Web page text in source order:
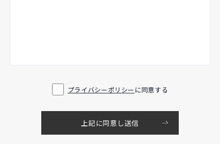
プライバシーポリシー に同意する
上記に同意し送信